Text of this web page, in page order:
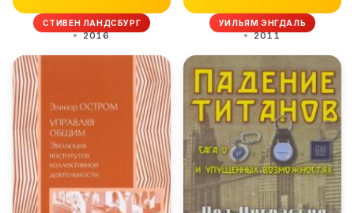
СТИВЕН ЛАНДСБУРГ
2016
УИЛЬЯМ ЭНГДАЛЬ
2011